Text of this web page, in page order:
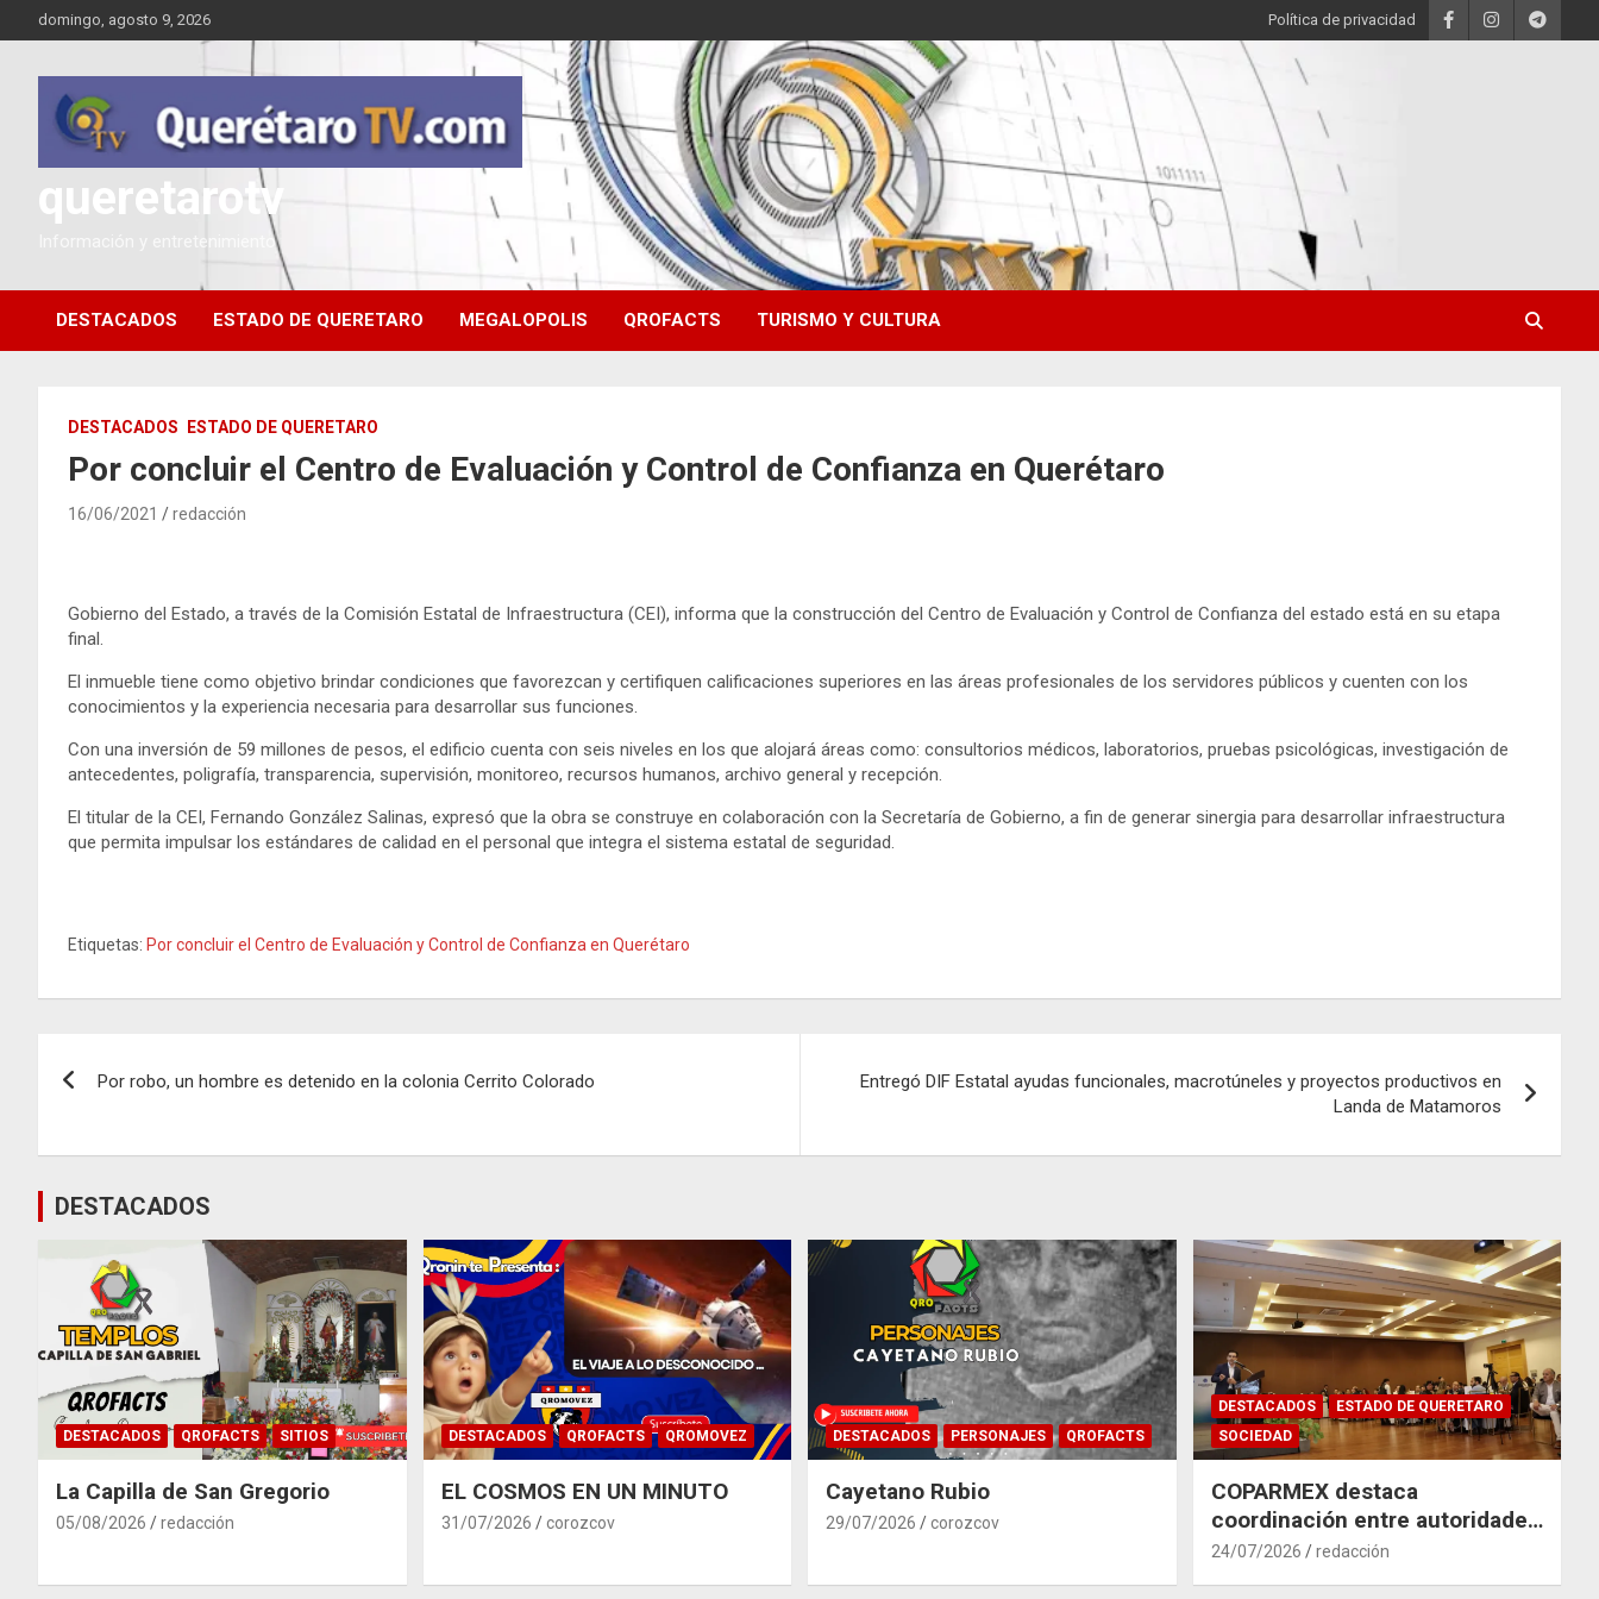
al
domingo, agosto 9, 2026 Política de privacidad
queretarotv
Información y entretenimiento
DESTACADOS ESTADO DE QUERETARO MEGALOPOLIS QROFACTS TURISMO Y CULTURA
DESTACADOS ESTADO DE QUERETARO
Por concluir el Centro de Evaluación y Control de Confianza en Querétaro
16/06/2021 redacción
Gobierno del Estado, a través de la Comisión Estatal de Infraestructura (CEI), informa que la construcción del Centro de Evaluación y Control de Confianza del estado está en su etapa
final.
El inmueble tiene como objetivo brindar condiciones que favorezcan y certifiquen calificaciones superiores en las áreas profesionales de los servidores públicos y cuenten con los
conocimientos y la experiencia necesaria para desarrollar sus funciones.
Con una inversión de 59 millones de pesos, el edificio cuenta con seis niveles en los que alojará áreas como: consultorios médicos, laboratorios, pruebas psicológicas, investigación de
antecedentes, poligrafía, transparencia, supervisión, monitoreo, recursos humanos, archivo general y recepción.
El titular de la CEI, Fernando González Salinas, expresó que la obra se construye en colaboración con la Secretaría de Gobierno, a fin de generar sinergia para desarrollar infraestructura
que permita impulsar los estándares de calidad en el personal que integra el sistema estatal de seguridad.
Etiquetas: Por concluir el Centro de Evaluación y Control de Confianza en Querétaro
entradas
Por robo, un hombre es detenido en la colonia Cerrito Colorado
Entregó DIF Estatal ayudas funcionales, macrotúneles y proyectos productivos en
Landa de Matamoros
DESTACADOS
DESTACADOS QROFACTS SITIOS
La Capilla de San Gregorio
05/08/2026 redacción
DESTACADOS QROFACTS QROMOVEZ
EL COSMOS EN UN MINUTO
31/07/2026 corozcov
DESTACADOS PERSONAJES QROFACTS
Cayetano Rubio
29/07/2026 corozcov
DESTACADOS
ESTADO DE QUERETARO
SOCIEDAD
COPARMEX destaca
coordinación entre autoridades
y empresas para mitigar el
24/07/2026 redacción